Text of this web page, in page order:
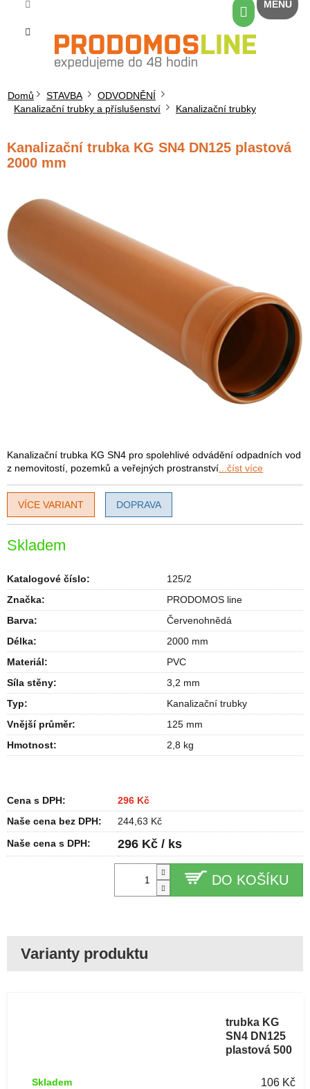
obsah
Nákupní
košík
Domů STAVBA
ODVODNĚNÍ
Kanalizační trubky a příslušenství
Kanalizační trubky
Kanalizační trubka KG SN4 DN125 plastová
2000 mm
Skladem
DO KOŠÍKU
Kanalizační trubka KG SN4 pro spolehlivé odvádění odpadních vod
z nemovitostí, pozemků a veřejných prostranství ...číst více
Katalogové číslo:
125/2
Značka:
PRODOMOS line
Barva:
Červenohnědá
Délka:
2000 mm
Materiál:
PVC
Síla stěny:
3,2 mm
Typ:
Kanalizační trubky
Vnější průměr:
125 mm
Hmotnost: 2,8 kg
VÍCE VARIANT DOPRAVA
Cena s DPH:
296 Kč
Naše cena bez DPH:
244,63 Kč
Naše cena s DPH:
296 Kč / ks
trubka KG
SN4 DN125
plastová 500
106 Kč
Skladem